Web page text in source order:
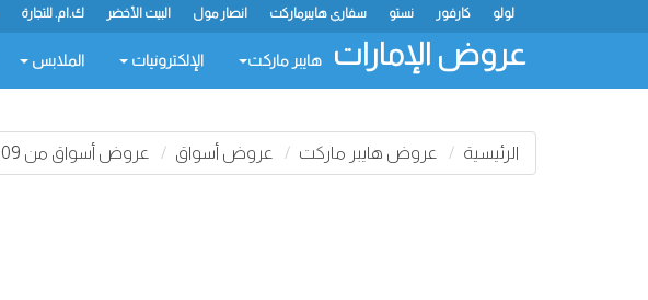
ك.ام. للتجارة البيت الأخضر انصار مول سفاري هايبرماركت نستو كارفور لولو
عروض الإمارات هايبر ماركت الإلكترونيات الملابس
الرئيسية عروض هايبر ماركت عروض أسواق عروض أسواق من 09 إلى 19 فبراير 2022